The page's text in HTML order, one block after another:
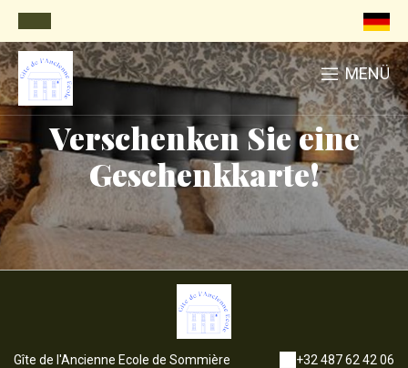
MENÜ
Verschenken Sie eine
Geschenkkarte!
Gîte de l'Ancienne Ecole de Sommière
+32 487 62 42 06